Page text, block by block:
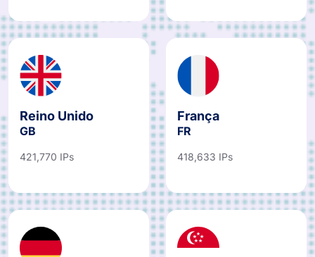
Reino Unido
GB
421,770 IPs
França
FR
418,633 IPs